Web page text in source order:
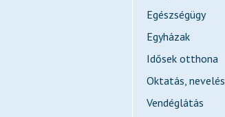
Egészségügy
Egyházak
Idősek otthona
Oktatás, nevelés
Vendéglátás